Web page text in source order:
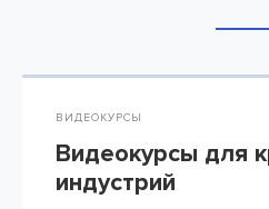
ВИДЕОКУРСЫ
Видеокурсы для
индустрий